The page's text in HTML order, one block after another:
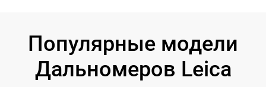
Популярные модели
Дальномеров Leica